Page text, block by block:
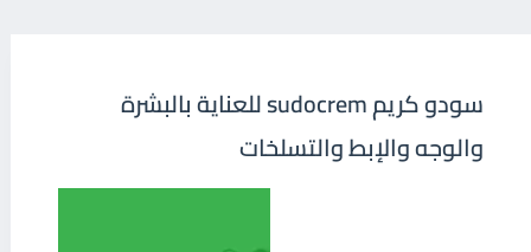
سودو كريم sudocrem للعناية بالبشرة
والوجه والإبط والتسلخات